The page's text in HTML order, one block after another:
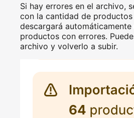
Si hay errores en el archivo,
con la cantidad de
descargará
productos con errores.
archivo y volverlo a subir.